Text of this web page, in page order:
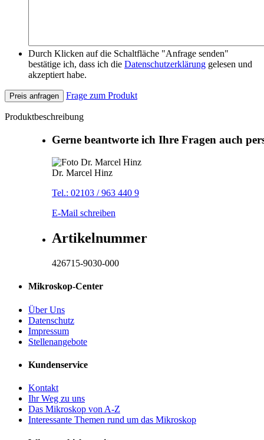
Durch Klicken auf die Schaltfläche "Anfrage senden"
bestätige ich, dass ich die Datenschutzerklärung gelesen und
akzeptiert habe.
Preis anfragen Frage zum Produkt
Produktbeschreibung
Gerne beantworte ich Ihre Fragen auch
Dr. Marcel Hinz
Tel.: 02103 / 963 440 9
E-Mail schreiben
Artikelnummer
426715-9030-000
Mikroskop-Center
Über Uns
Datenschutz
Impressum
Stellenangebote
Kundenservice
Kontakt
Ihr Weg zu uns
Das Mikroskop von A-Z
Interessante Themen rund um das Mikroskop